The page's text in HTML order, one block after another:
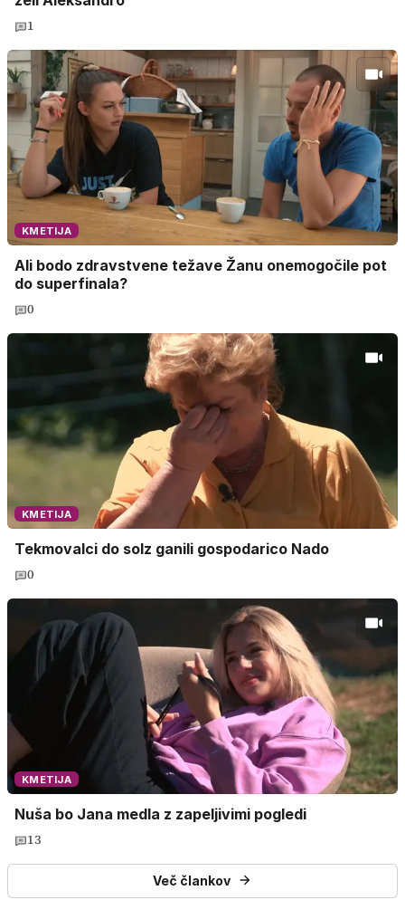
1
KMETIJA
Ali bodo zdravstvene težave Žanu onemogočile pot
do superfinala?
0
KMETIJA
Tekmovalci do solz ganili gospodarico Nado
0
KMETIJA
Nuša bo Jana medla z zapeljivimi pogledi
13
Več člankov